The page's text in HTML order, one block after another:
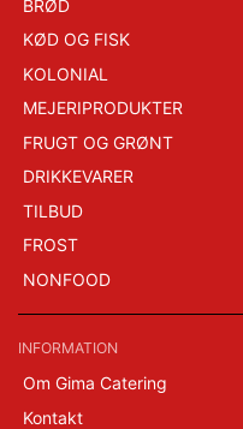
BRØD
KØD OG FISK
KOLONIAL
MEJERIPRODUKTER
FRUGT OG GRØNT
DRIKKEVARER
TILBUD
FROST
NONFOOD
INFORMATION
Om Gima Catering
Kontakt